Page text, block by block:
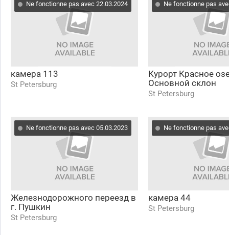
Ne fonctionne pas avec 22.03.2024
камера 113
St Petersburg
Ne fonctionne pas
Курорт Красное
Основной склон
St Petersburg
Ne fonctionne pas avec 05.03.2023
Железнодорожного переезд в
г. Пушкин
St Petersburg
Ne fonctionne pas
камера 44
St Petersburg